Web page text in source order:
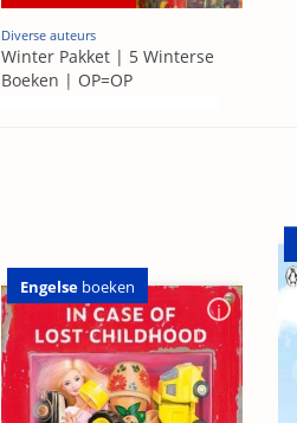
Diverse auteurs
Winter Pakket | 5 Winterse
Boeken | OP=OP
Engelse boeken